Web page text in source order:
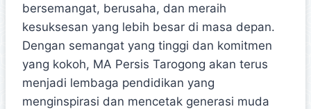
bersemangat, berusaha, dan meraih
kesuksesan yang lebih besar di masa depan.
Dengan semangat yang tinggi dan komitmen
yang kokoh, MA Persis Tarogong akan terus
menjadi lembaga pendidikan yang
menginspirasi dan mencetak generasi muda